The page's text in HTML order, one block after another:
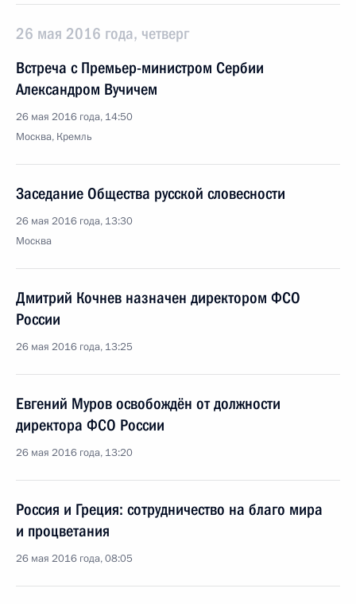
26 мая 2016 года, четверг
Встреча с Премьер-министром Сербии
Александром Вучичем
26 мая 2016 года, 14:50
Москва, Кремль
Заседание Общества русской словесности
26 мая 2016 года, 13:30
Москва
Дмитрий Кочнев назначен директором ФСО
России
26 мая 2016 года, 13:25
Евгений Муров освобождён от должности
директора ФСО России
26 мая 2016 года, 13:20
Россия и Греция: сотрудничество на благо мира
и процветания
26 мая 2016 года, 08:05